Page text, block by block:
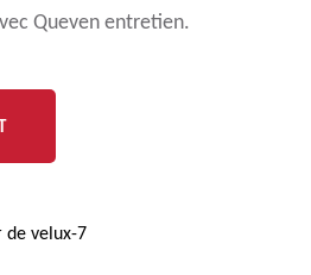
Queven entretien.